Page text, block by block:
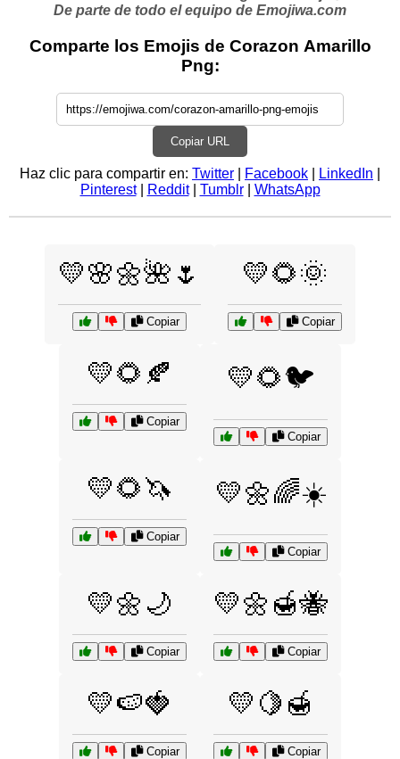
De parte de todo el equipo de Emojiwa.com
Comparte los Emojis de Corazon Amarillo
Png:
Copiar URL
Haz clic para compartir en: Twitter Facebook LinkedIn
Pinterest| Reddit| Tumblr| WhatsApp
💛🌸🌼🌺🌷
Copiar
💛🌻🌞
Copiar
💛🌻🍂
Copiar
💛🌻🐦
Copiar
💛🌻🦄
Copiar
💛🌼🌈☀️
Copiar
💛🌼🌙
Copiar
💛🌼🍯🐝
Copiar
💛🍉🍓
Copiar
💛🍋🍯
Copiar